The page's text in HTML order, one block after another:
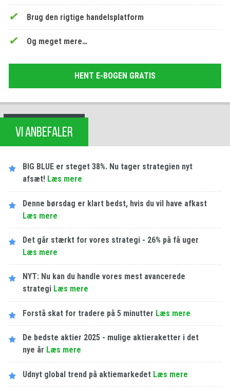
Brug den rigtige handelsplatform
Og meget mere…
HENT E-BOGEN GRATIS
VI ANBEFALER
BIG BLUE er steget 38%. Nu tager strategien nyt
afsæt! Læs mere
Denne børsdag er klart bedst, hvis du vil have afkast
Læs mere
Det går stærkt for vores strategi - 26% på få uger
Læs mere
NYT: Nu kan du handle vores mest avancerede
strategi Læs mere
Forstå skat for tradere på 5 minutter Læs mere
De bedste aktier 2025 - mulige aktieraketter i det
nye år Læs mere
Udnyt global trend på aktiemarkedet Læs mere